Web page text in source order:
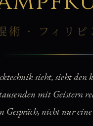
術 · フィリピ
sieht, sieht
mit Geistern
Gespräch, nicht nur